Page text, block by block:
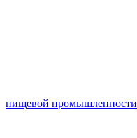
пищевой промышленности